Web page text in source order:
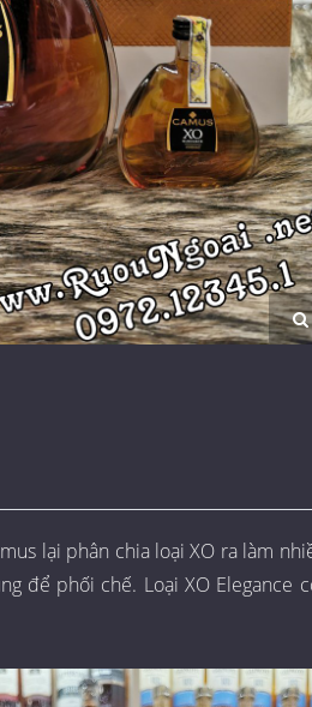
lại phân chia loại XO ra làm
để phối chế. Loại XO Elegance